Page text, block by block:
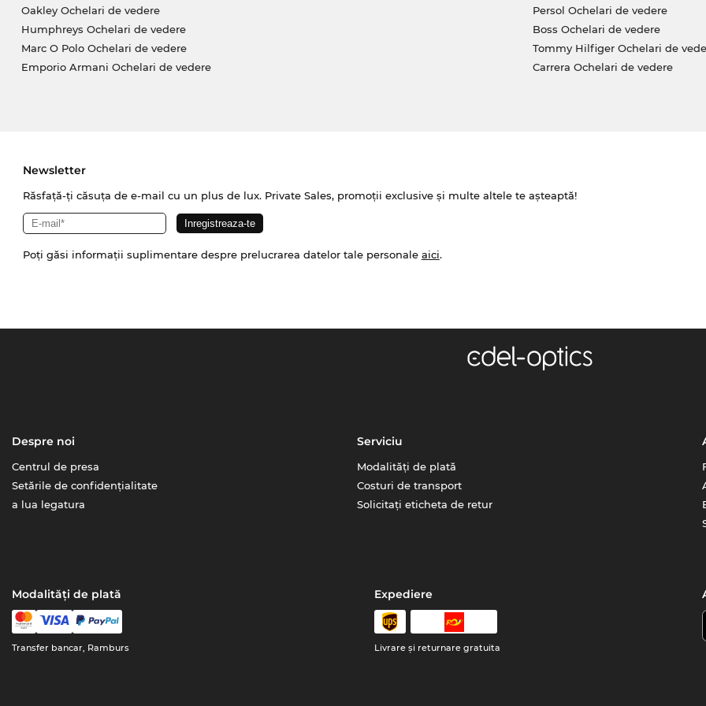
Oakley Ochelari de vedere
Humphreys Ochelari de vedere
Marc O Polo Ochelari de vedere
Emporio Armani Ochelari de vedere
Persol Ochelari de vedere
Boss Ochelari de vedere
Tommy Hilfiger Ochelari de
Carrera Ochelari de vedere
Newsletter
Răsfață-ți căsuța de e-mail cu un plus de lux. Private Sales, promoții exclusive și multe altele te așteaptă!
Poți găsi informații suplimentare despre prelucrarea datelor tale personale aici.
Despre noi
Centrul de presa
Setările de confidențialitate
a lua legatura
Serviciu
Modalități de plată
Costuri de transport
Solicitați eticheta de retur
Modalități de plată
Transfer bancar, Ramburs
Expediere
Livrare şi returnare gratuita